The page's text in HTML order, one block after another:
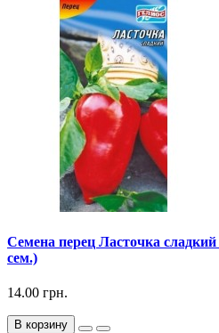
Семена перец Ласточка
сем.)
14.00 грн.
В корзину